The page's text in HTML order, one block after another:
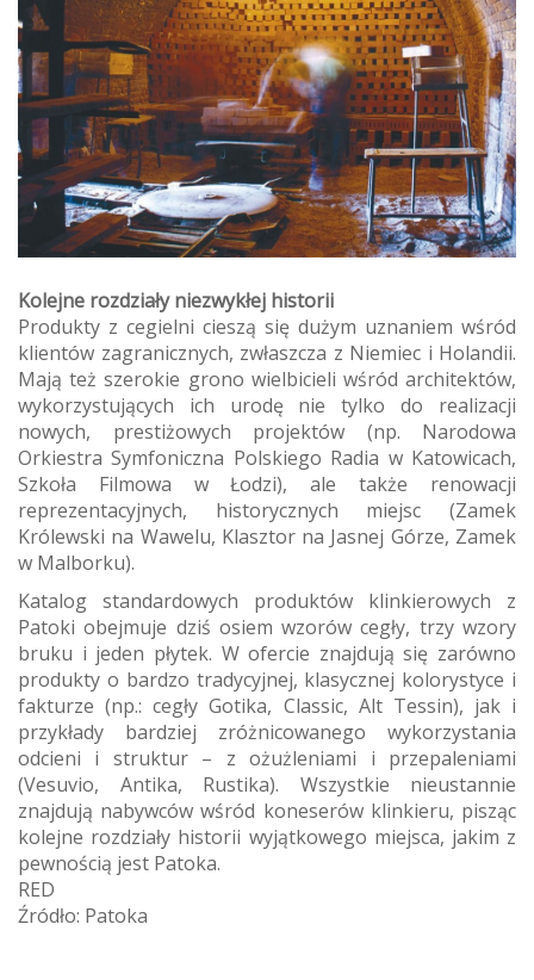
Kolejne rozdziały niezwykłej historii
Produkty z cegielni cieszą się dużym uznaniem wśród
klientów zagranicznych, zwłaszcza z Niemiec i Holandii.
Mają też szerokie grono wielbicieli wśród architektów,
wykorzystujących ich urodę nie tylko do realizacji
nowych, prestiżowych projektów (np. Narodowa
Orkiestra Symfoniczna Polskiego Radia w Katowicach,
Szkoła Filmowa w Łodzi), ale także renowacji
reprezentacyjnych, historycznych miejsc (Zamek
Królewski na Wawelu, Klasztor na Jasnej Górze, Zamek
w Malborku).
Katalog standardowych produktów klinkierowych z
Patoki obejmuje dziś osiem wzorów cegły, trzy wzory
bruku i jeden płytek. W ofercie znajdują się zarówno
produkty o bardzo tradycyjnej, klasycznej kolorystyce i
fakturze (np.: cegły Gotika, Classic, Alt Tessin), jak i
przykłady bardziej zróżnicowanego wykorzystania
odcieni i struktur – z ożużleniami i przepaleniami
(Vesuvio, Antika, Rustika). Wszystkie nieustannie
znajdują nabywców wśród koneserów klinkieru, pisząc
kolejne rozdziały historii wyjątkowego miejsca, jakim z
pewnością jest Patoka.
RED
Źródło: Patoka